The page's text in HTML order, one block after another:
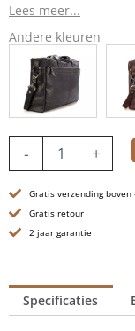
Lees meer...
Andere kleuren
-
Laptoptas
16.4
inch
-
Brandy
Cognac
aantal
+
Gratis verzending boven
Gratis retour
2 jaar garantie
Specificaties